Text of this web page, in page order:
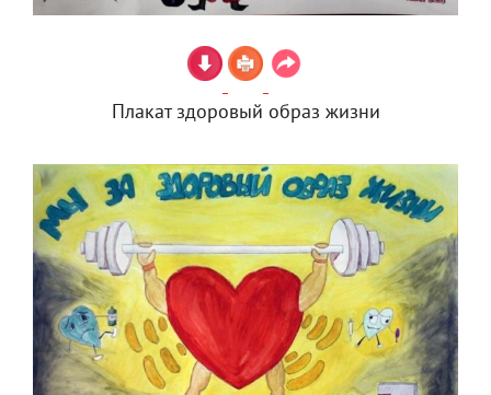
Плакат здоровый образ жизни